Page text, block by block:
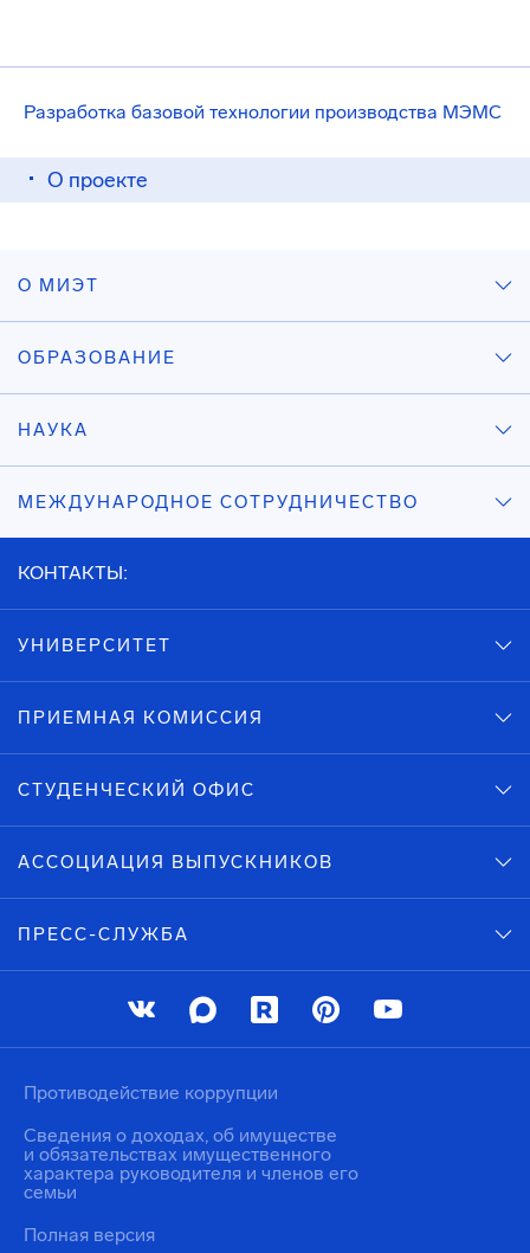
Разработка базовой технологии производства МЭМС
О проекте
О МИЭТ
ОБРАЗОВАНИЕ
НАУКА
МЕЖДУНАРОДНОЕ СОТРУДНИЧЕСТВО
КОНТАКТЫ:
УНИВЕРСИТЕТ
ПРИЕМНАЯ КОМИССИЯ
СТУДЕНЧЕСКИЙ ОФИС
АССОЦИАЦИЯ ВЫПУСКНИКОВ
ПРЕСС-СЛУЖБА
Противодействие коррупции
Сведения о доходах, об имуществе
и обязательствах имущественного
характера руководителя и членов его
семьи
Полная версия